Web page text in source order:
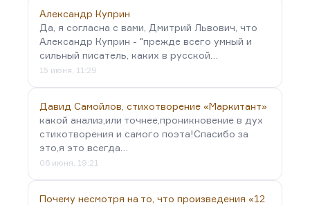
Александр Куприн
Да, я согласна с вами, Дмитрий Львович, что
Александр Куприн - "прежде всего умный и
сильный писатель, каких в русской…
15 июня, 11:29
Давид Самойлов, стихотворение «Маркитант»
какой анализ,или точнее,проникновение в дух
стихотворения и самого поэта!Спасибо за
это,я это всегда…
06 июня, 19:21
Почему несмотря на то, что произведения «12